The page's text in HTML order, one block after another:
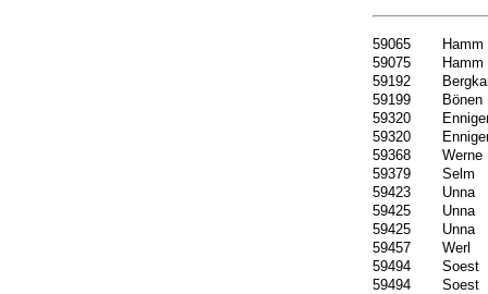
59065
Hamm
59075
Hamm
59192
59199
Bönen
59320
59320
59368
Werne
59379
Selm
59423
Unna
59425
Unna
59425
Unna
59457
Werl
59494
Soest
59494
Soest